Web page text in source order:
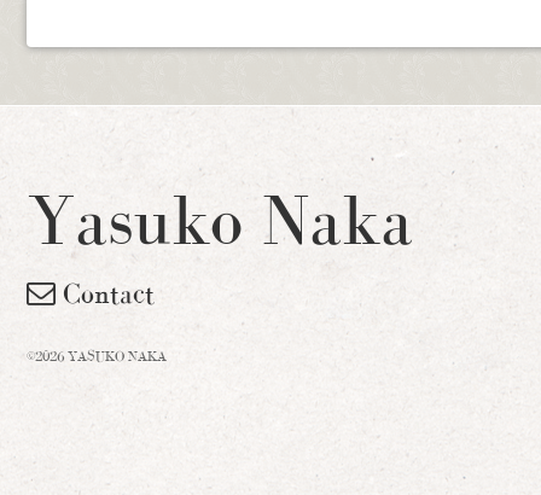
Yasuko Naka
Contact
©2026 YASUKO NAKA